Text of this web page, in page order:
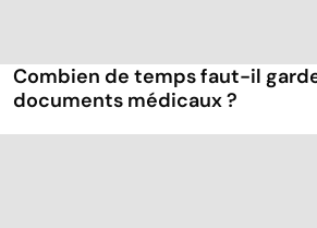
Combien de temps faut-il
documents médicaux ?